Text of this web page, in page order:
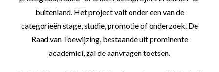
buitenland. Het project valt onder een van de
categorieën stage, studie, promotie of onderzoek. De
Raad van Toewijzing, bestaande uit prominente
academici, zal de aanvragen toetsen.